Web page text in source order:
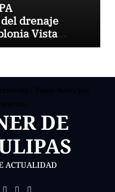
drenaje
Vista
DE
ACTUALIDAD